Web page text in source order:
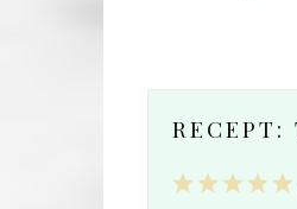
RECEPT:
4
3
2
1